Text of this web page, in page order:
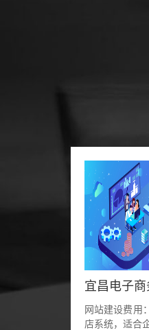
网站建设费用
店系统，适合企